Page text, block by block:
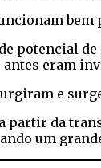
bem
potencial
antes eram
e
da
um